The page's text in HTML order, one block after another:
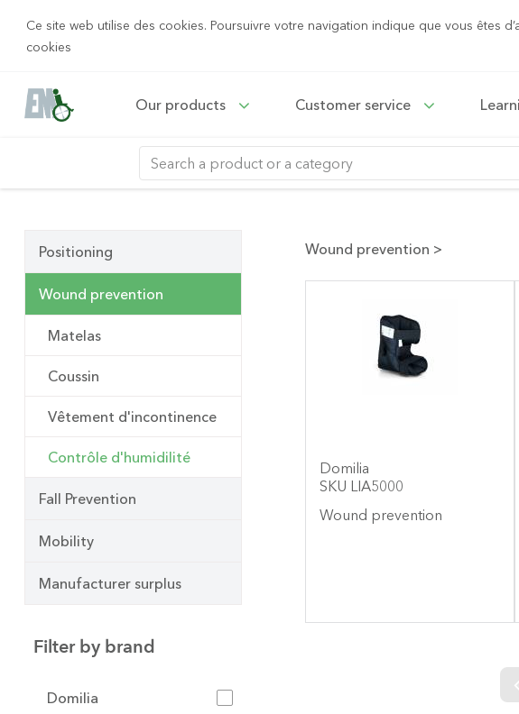
Ce site web utilise des cookies. Poursuivre votre navigation indique que vous êtes
cookies
Our products Customer service
Positioning
Wound prevention
Matelas
Coussin
Vêtement d'incontinence
Contrôle d'humidilité
Fall Prevention
Mobility
Manufacturer surplus
Filter by brand
Domilia
Wound prevention >
Domilia
SKU LIA5000
Wound prevention